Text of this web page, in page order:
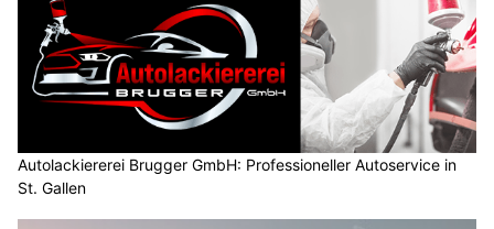
Autolackiererei Brugger GmbH: Professioneller Autoservice in
St. Gallen